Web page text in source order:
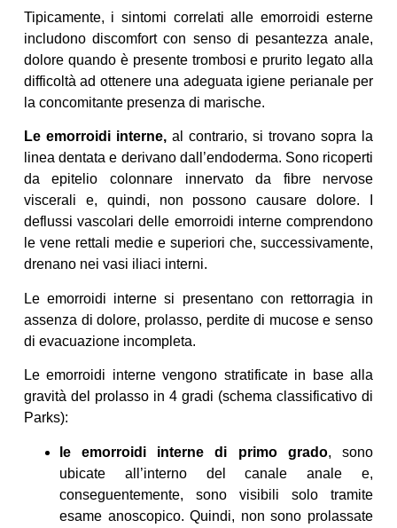
Tipicamente, i sintomi correlati alle emorroidi esterne
includono discomfort con senso di pesantezza anale,
dolore quando è presente trombosi e prurito legato alla
difficoltà ad ottenere una adeguata igiene perianale per
la concomitante presenza di marische.
Le emorroidi interne,al contrario, si trovano sopra la
linea dentata e derivano dall’endoderma. Sono ricoperti
da epitelio colonnare innervato da fibre nervose
viscerali e, quindi, non possono causare dolore. I
deflussi vascolari delle emorroidi interne comprendono
le vene rettali medie e superiori che, successivamente,
drenano nei vasi iliaci interni.
Le emorroidi interne si presentano con rettorragia in
assenza di dolore, prolasso, perdite di mucose e senso
di evacuazione incompleta.
Le emorroidi interne vengono stratificate in base alla
gravità del prolasso in 4 gradi (schema classificativo di
Parks):
le emorroidi interne di primo grado, sono
ubicate all’interno del canale anale e,
conseguentemente, sono visibili solo tramite
esame anoscopico. Quindi, non sono prolassate